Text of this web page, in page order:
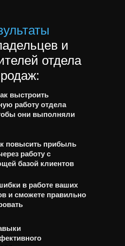
выстроить
работу отдела
они выполняли
и
отдела
в работе ваших
и сможете правильно
повысить прибыль
работу с
базой клиентов
по продажам
с отделом продаж